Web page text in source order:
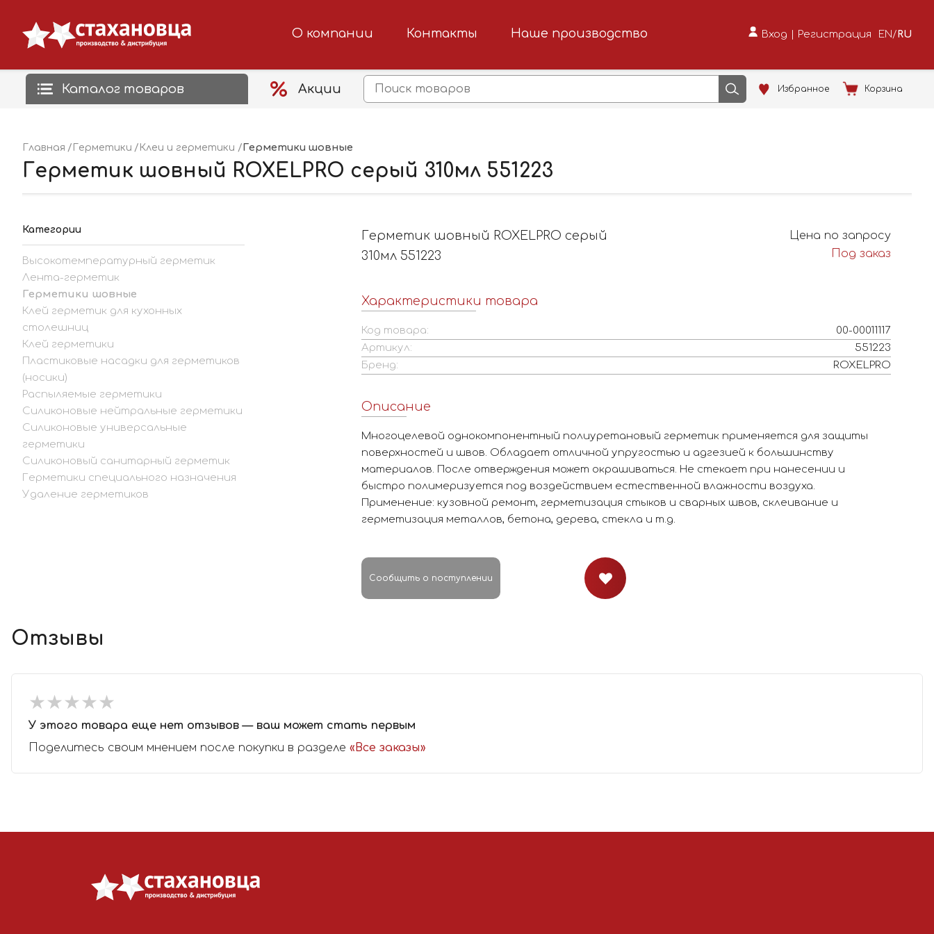
О компании Контакты Наше производство Вход | Регистрация EN /RU
Каталог товаров Акции Избранное Корзина
Главная Герметики Клеи и герметики Герметики шовные
Герметик шовный ROXELPRO серый 310мл 551223
Категории
Высокотемпературный герметик
Лента-герметик
Герметики шовные
Клей герметик для кухонных
столешниц
Клей герметики
Пластиковые насадки для герметиков
(носики)
Распыляемые герметики
Силиконовые нейтральные герметики
Силиконовые универсальные
герметики
Силиконовый санитарный герметик
Герметики специального назначения
Удаление герметиков
Герметик шовный ROXELPRO серый
310мл 551223
Характеристики товара
Код товара:
00-00011117
Артикул:
551223
Бренд:
ROXELPRO
Описание
Многоцелевой однокомпонентный полиуретановый герметик применяется для защиты
поверхностей и швов. Обладает отличной упругостью и адгезией к большинству
материалов. После отверждения может окрашиваться. Не стекает при нанесении и
быстро полимеризуется под воздействием естественной влажности воздуха.
Применение: кузовной ремонт, герметизация стыков и сварных швов, склеивание и
герметизация металлов, бетона, дерева, стекла и т.д.
Цена по запросу
Под заказ
Сообщить о поступлении
Отзывы
★★★★★
★★★★★
У этого товара еще нет отзывов — ваш может стать первым
Поделитесь своим мнением после покупки в разделе «Все заказы»